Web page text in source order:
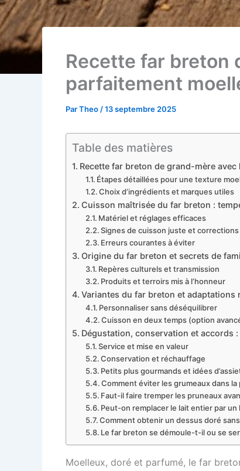
Recette far breton
parfaitement
ParTheo /13 septembre 2025
Table des matières
Recette far breton de grand-mère
Étapes détaillées pour une texture
Choix d’ingrédients et marques utiles
Cuisson maîtrisée du far breton :
Matériel et réglages efficaces
Signes de cuisson juste et corrections
Erreurs courantes à éviter
Origine du far breton et secrets de
Repères culturels et transmission
Produits et terroirs mis à l’honneur
Variantes du far breton et
Personnaliser sans déséquilibrer
Cuisson en deux temps (option
Dégustation, conservation et accords
Service et mise en valeur
Conservation et réchauffage
Petits plus gourmands et idées
Comment éviter les grumeaux dans
Faut-il faire tremper les pruneaux
Peut-on remplacer le lait entier par un
Comment obtenir un dessus doré
Le far breton se démoule-t-il ou se
Moelleux, doré et parfumé, le far